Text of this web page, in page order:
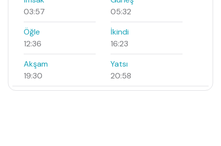
03:57
05:32
Öğle
12:36
İkindi
16:23
Akşam
19:30
Yatsı
20:58